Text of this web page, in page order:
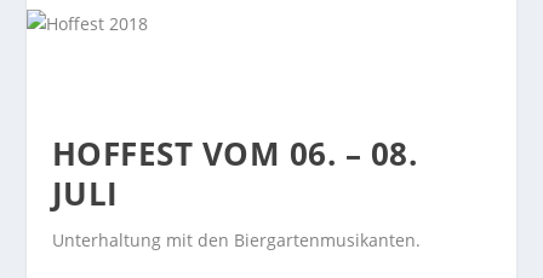
HOFFEST VOM 06. – 08.
JULI
Unterhaltung mit den Biergartenmusikanten.